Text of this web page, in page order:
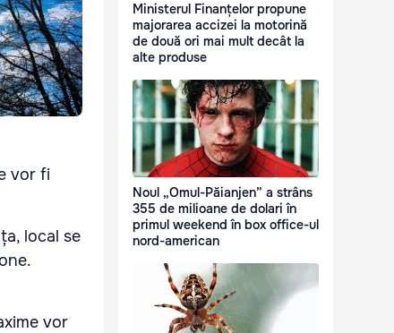
vor fi
local se
vor
Ministerul Finanțelor propune
majorarea accizei la motorină
de două ori mai mult decât la
alte produse
Noul „Omul-Păianjen” a strâns
355 de milioane de dolari în
primul weekend în box office-ul
nord-american